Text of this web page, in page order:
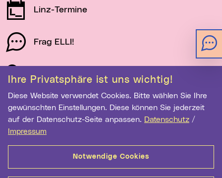
Ihre Privatsphäre ist uns wichtig!
Diese Website verwendet Cookies. Bitte wählen Sie Ihre
gewünschten Einstellungen. Diese können Sie jederzeit
auf der Datenschutz-Seite anpassen. Datenschutz /
Impressum
Notwendige Cookies
Linz-Termine
Frag ELLI!
Schau auf Linz
Newsletter-Anmeldung
E-Mail-Adresse eingeben
Anmelden